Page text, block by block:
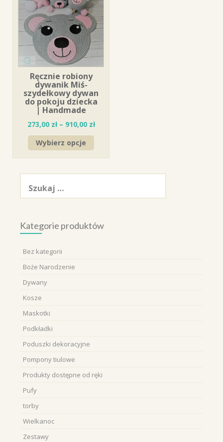
Ręcznie robiony
dywanik Miś-
szydełkowy dywan
do pokoju dziecka
| Handmade
273,00 zł– 910,00 zł
Wybierz opcje
Kategorie produktów
Bez kategorii
Boże Narodzenie
Dywany
Kosze
Maskotki
Podkładki
Poduszki dekoracyjne
Pompony tiulowe
Produkty dostępne od ręki
Pufy
torby
Wielkanoc
Zestawy